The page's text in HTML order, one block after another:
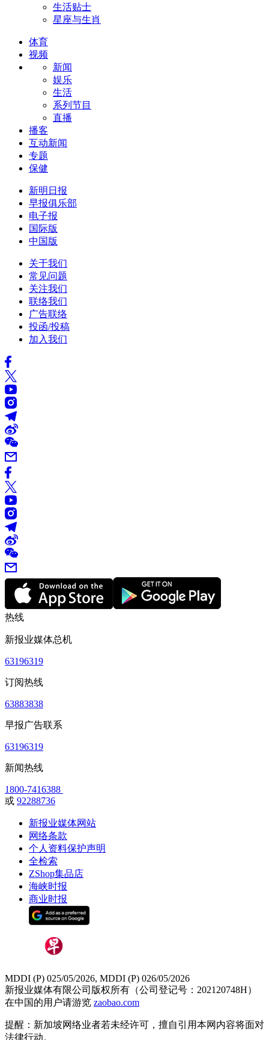
生活贴士
星座与生肖
体育
视频
新闻
娱乐
生活
系列节目
直播
播客
互动新闻
专题
保健
新明日报
早报俱乐部
电子报
国际版
中国版
关于我们
常见问题
关注我们
联络我们
广告联络
投函/投稿
加入我们
热线
新报业媒体总机
63196319
订阅热线
63883838
早报广告联系
63196319
新闻热线
1800-7416388
或 92288736
新报业媒体网站
网络条款
个人资料保护声明
全检索
ZShop集品店
海峡时报
商业时报
MDDI (P) 025/05/2026, MDDI (P) 026/05/2026
新报业媒体有限公司版权所有（公司登记号：202120748H）
在中国的用户请游览 zaobao.com
提醒：新加坡网络业者若未经许可，擅自引用本网内容将面对
法律行动。